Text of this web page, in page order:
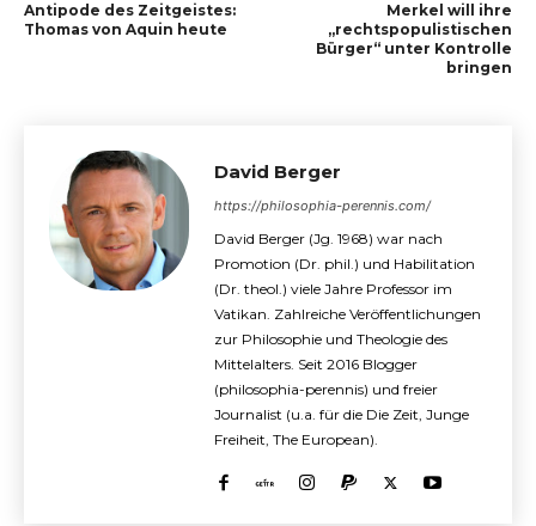
Antipode des Zeitgeistes:
Thomas von Aquin heute
Merkel will ihre
„rechtspopulistischen
Bürger“ unter Kontrolle
bringen
David Berger
https://philosophia-perennis.com/
David Berger (Jg. 1968) war nach
Promotion (Dr. phil.) und Habilitation
(Dr. theol.) viele Jahre Professor im
Vatikan. Zahlreiche Veröffentlichungen
zur Philosophie und Theologie des
Mittelalters. Seit 2016 Blogger
(philosophia-perennis) und freier
Journalist (u.a. für die Die Zeit, Junge
Freiheit, The European).